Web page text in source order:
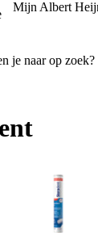
Mijn Albert